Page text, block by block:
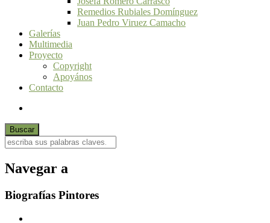
Remedios Rubiales Domínguez
Juan Pedro Viruez Camacho
Galerías
Multimedia
Proyecto
Copyright
Apoyános
Contacto
Navegar a
Biografías Pintores